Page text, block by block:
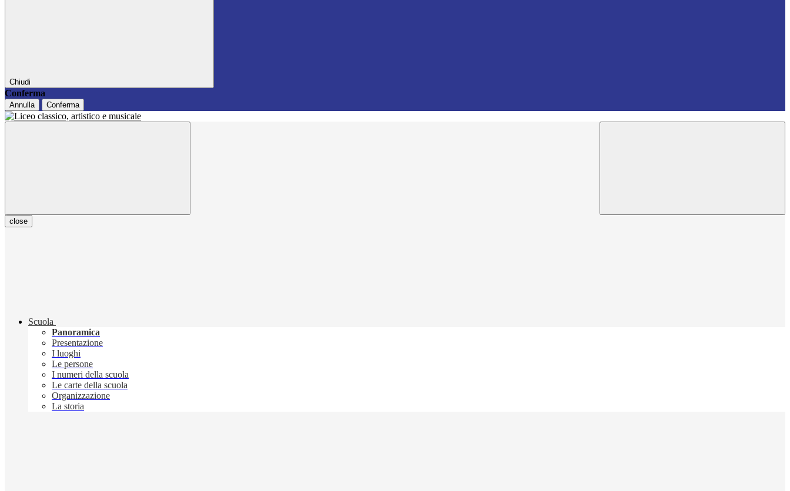
Chiudi
Conferma
Annulla Conferma
close
Scuola
Panoramica
Presentazione
I luoghi
Le persone
I numeri della scuola
Le carte della scuola
Organizzazione
La storia